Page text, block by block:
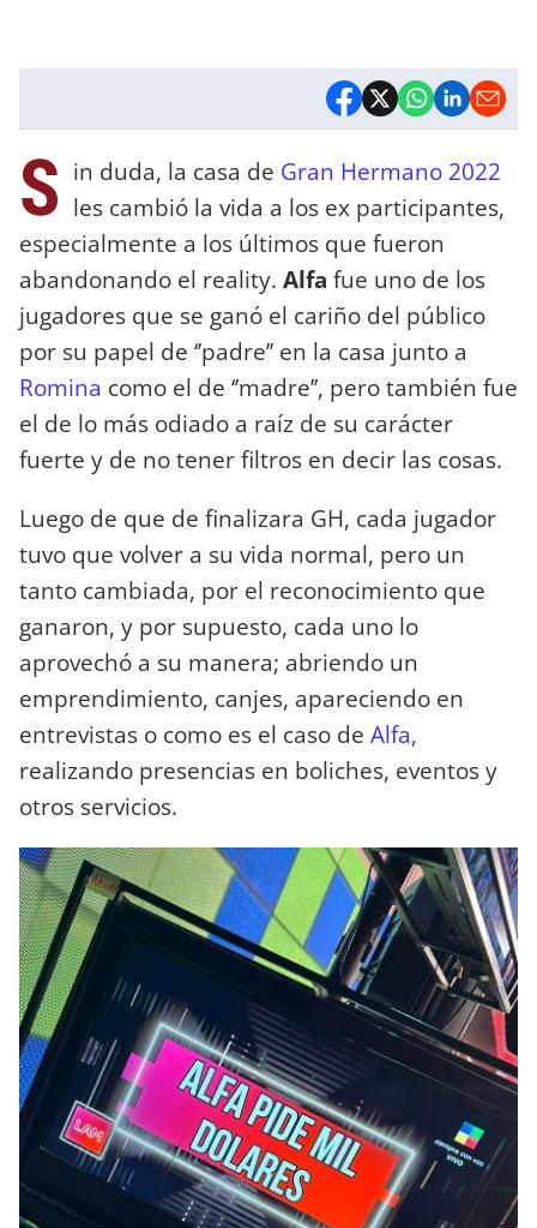
S in duda, la casa de Gran Hermano 2022
les cambió la vida a los ex participantes,
especialmente a los últimos que fueron
abandonando el reality. Alfa fue uno de los
jugadores que se ganó el cariño del público
por su papel de ‘’padre’’ en la casa junto a
Romina como el de ‘’madre’’, pero también fue
el de lo más odiado a raíz de su carácter
fuerte y de no tener filtros en decir las cosas.
Luego de que de finalizara GH, cada jugador
tuvo que volver a su vida normal, pero un
tanto cambiada, por el reconocimiento que
ganaron, y por supuesto, cada uno lo
aprovechó a su manera; abriendo un
emprendimiento, canjes, apareciendo en
entrevistas o como es el caso de Alfa,
realizando presencias en boliches, eventos y
otros servicios.